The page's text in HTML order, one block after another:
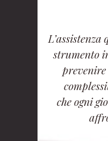
strumento
prevenire
che ogni